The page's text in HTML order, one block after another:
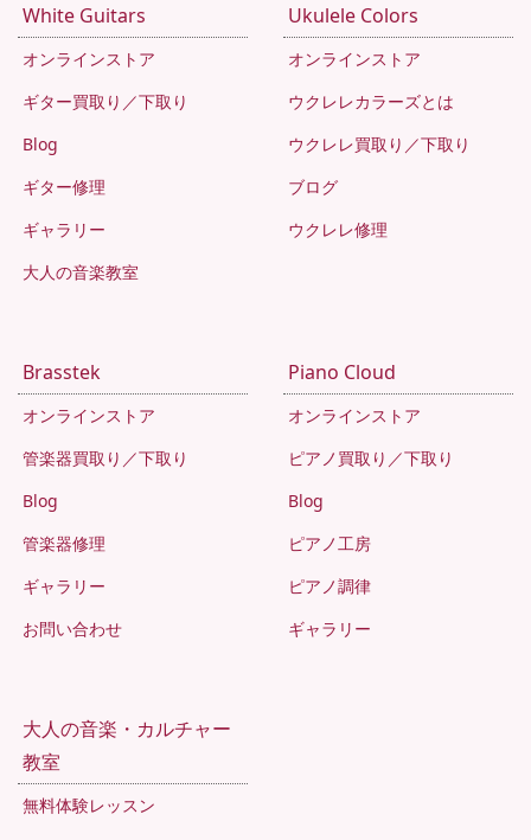
White Guitars
オンラインストア
ギター買取り／下取り
Blog
ギター修理
ギャラリー
大人の音楽教室
Ukulele Colors
オンラインストア
ウクレレカラーズとは
ウクレレ買取り／下取り
ブログ
ウクレレ修理
Brasstek
オンラインストア
管楽器買取り／下取り
Blog
管楽器修理
ギャラリー
お問い合わせ
Piano Cloud
オンラインストア
ピアノ買取り／下取り
Blog
ピアノ工房
ピアノ調律
ギャラリー
大人の音楽・カルチャー
教室
無料体験レッスン